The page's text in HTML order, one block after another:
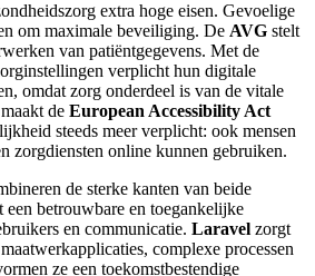
extra hoge eisen. Gevoelige
om maximale beveiliging. De AVG stelt
van patiëntgegevens. Met de
verplicht hun digitale
omdat zorg onderdeel is van de vitale
de European Accessibility Act
steeds meer verplicht: ook mensen
zorgdiensten online kunnen gebruiken.
de sterke kanten van beide
een betrouwbare en toegankelijke
en communicatie. Laravel zorgt
complexe processen
ze een toekomstbestendige